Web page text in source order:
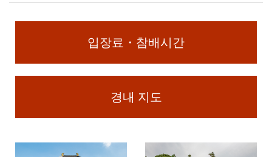
입장료・참배시간
경내 지도